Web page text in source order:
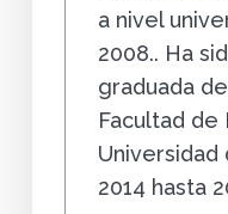
a nivel
2008.. Ha
graduada
Facultad de
Universidad
2014 hasta